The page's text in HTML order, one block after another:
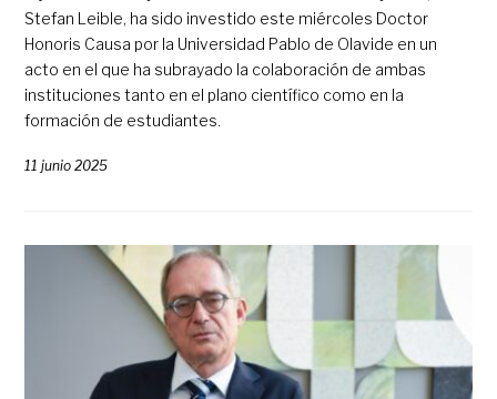
Stefan Leible, ha sido investido este miércoles Doctor
Honoris Causa por la Universidad Pablo de Olavide en un
acto en el que ha subrayado la colaboración de ambas
instituciones tanto en el plano científico como en la
formación de estudiantes.
11 junio 2025